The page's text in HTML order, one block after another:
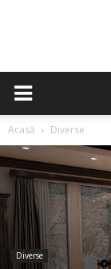
Acasă Diverse
Diverse